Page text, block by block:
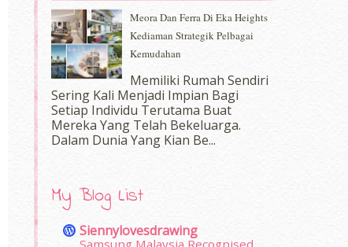
Meora Dan Ferra Di Eka Heights
Kediaman Strategik Pelbagai
Kemudahan
Memiliki Rumah Sendiri
Sering Kali Menjadi Impian Bagi
Setiap Individu Terutama Buat
Mereka Yang Telah Bekeluarga.
Dalam‍ Dunia Yang Kian Be...
My Blog List
Siennylovesdrawing
Samsung Malaysia Recognised